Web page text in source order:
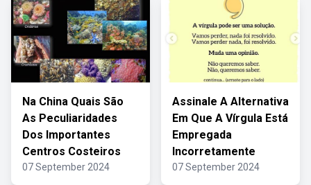
Na China Quais São
As Peculiaridades
Dos Importantes
Centros Costeiros
07 September 2024
Assinale A Alternativa
Em Que A Vírgula Está
Empregada
Incorretamente
07 September 2024